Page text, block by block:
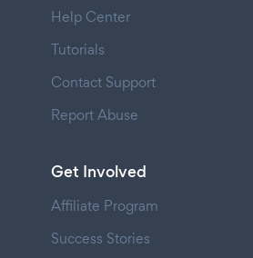
Help Center
Tutorials
Contact Support
Report Abuse
Get Involved
Affiliate Program
Success Stories